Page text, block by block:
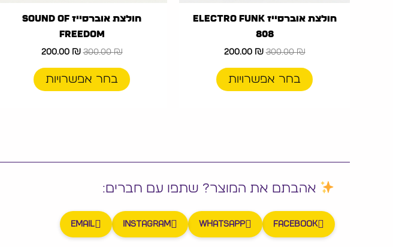
הדפסים איכותיים ששומרים על מראה חד גם אחרי כביסות.
מראה מסודר ואיכותי שמחזיק שימוש יום יומי.
משלוחים מהירים לכל חלקי הארץ.
חולצת אוברסייז Electro Funk
808
300.00₪
200.00 ₪
בחר אפשרויות
חולצת אוברסייז Sound Of
Freedom
300.00₪
200.00 ₪
בחר אפשרויות
אהבתם את המוצר? שתפו עם חברים:
Facebook
WhatsApp
Instagram
Email